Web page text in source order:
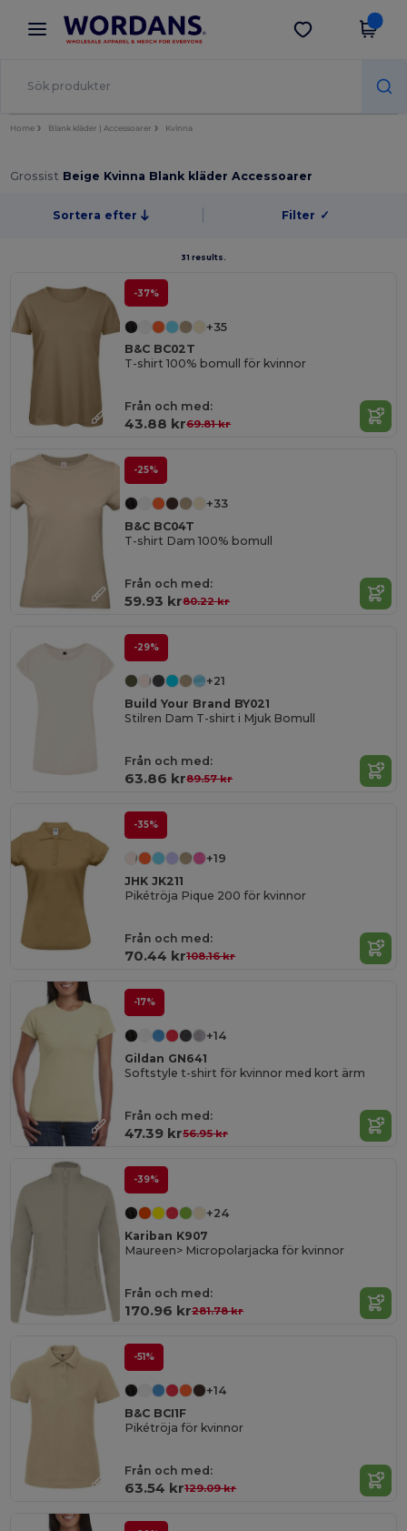
× Wordans-app
Bättre priser i appen!
Hämta app
Home Blank kläder | Accessoarer Kvinna
Grossist Beige Kvinna Blank kläder Accessoarer
Sortera efter Filter ✓
31 results.
-37%
+35
B&C BC02T
T-shirt 100% bomull för kvinnor
Från och med:
43.88 kr69.81 kr
-25%
+33
B&C BC04T
T-shirt Dam 100% bomull
Från och med:
59.93 kr80.22 kr
-29%
+21
Build Your Brand BY021
Stilren Dam T-shirt i Mjuk Bomull
Från och med:
63.86 kr89.57 kr
-35%
+19
JHK JK211
Pikétröja Pique 200 för kvinnor
Från och med:
70.44 kr108.16 kr
-17%
+14
Gildan GN641
Softstyle t-shirt för kvinnor med kort ärm
Från och med:
47.39 kr56.95 kr
-39%
+24
Kariban K907
Maureen> Micropolarjacka för kvinnor
Från och med:
170.96 kr281.78 kr
-51%
+14
B&C BCI1F
Pikétröja för kvinnor
Från och med:
63.54 kr129.09 kr